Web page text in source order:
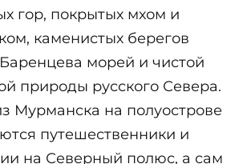
гор, покрытых мхом и
каменистых берегов
морей и чистой
природы русского Севера.
Мурманска на полуострове
путешественники и
на Северный полюс, а сам